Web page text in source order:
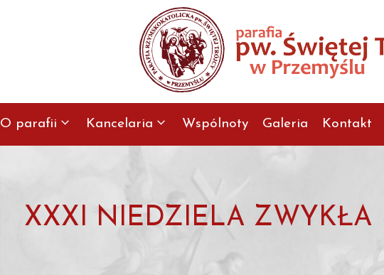
O parafii Kancelaria Wspólnoty Galeria Kontakt
XXXI NIEDZIELA ZWYKŁA